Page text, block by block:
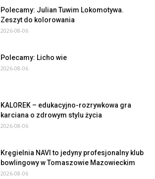
Polecamy: Julian Tuwim Lokomotywa.
Zeszyt do kolorowania
2026-08-06
Polecamy: Licho wie
2026-08-06
KALOREK – edukacyjno-rozrywkowa gra
karciana o zdrowym stylu życia
2026-08-06
Kręgielnia NAVI to jedyny profesjonalny klub
bowlingowy w Tomaszowie Mazowieckim
2026-08-06